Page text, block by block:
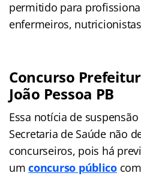
permitido para
enfermeiros,
Concurso
João Pessoa PB
Essa notícia de
Secretaria de Saúde não
concurseiros, pois há
umconcurso públicocom